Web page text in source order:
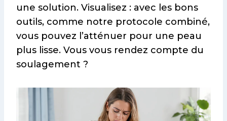
une solution. Visualisez : avec les bons
outils, comme notre protocole combiné,
vous pouvez l’atténuer pour une peau
plus lisse. Vous vous rendez compte du
soulagement ?